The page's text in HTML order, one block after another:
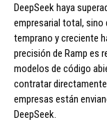
DeepSeek haya
empresarial total, sino
temprano y creciente
precisión de Ramp es
modelos de código
contratar
empresas están
DeepSeek.